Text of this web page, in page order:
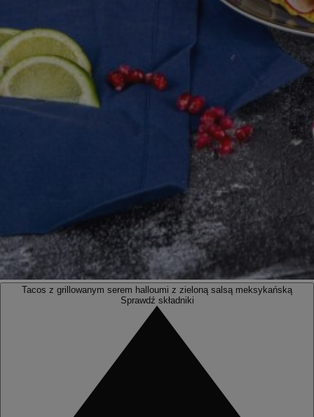
Tacos z grillowanym serem halloumi z zieloną salsą meksykańską
Sprawdź składniki